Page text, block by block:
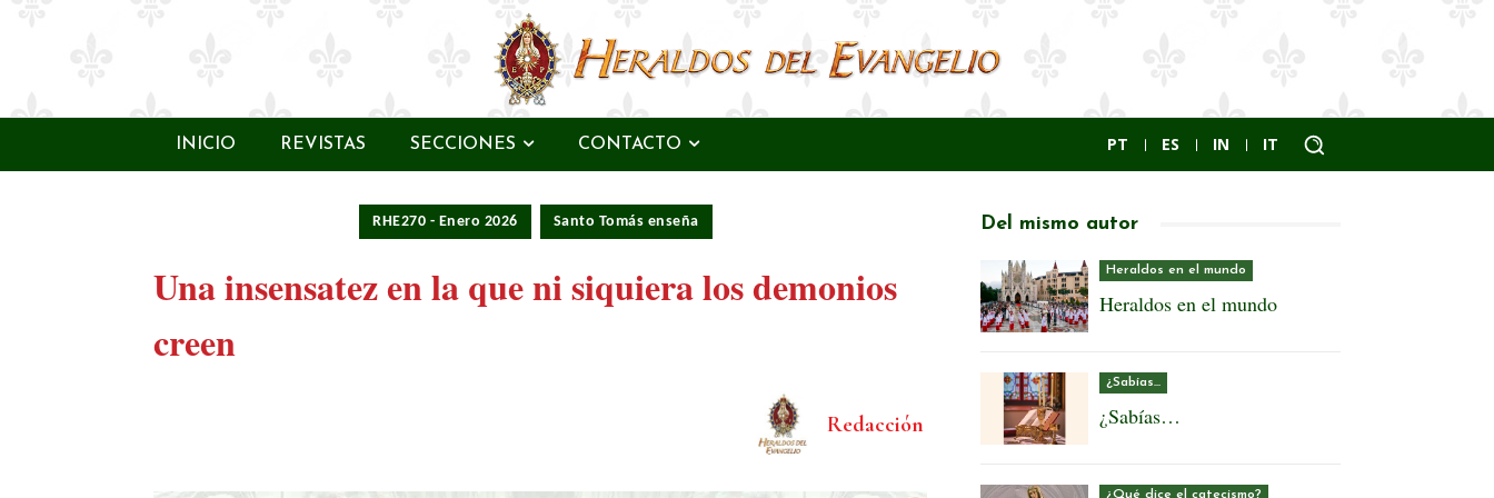
INICIO REVISTAS SECCIONES CONTACTO PT ES IN IT
RHE270 - Enero 2026 Santo Tomás enseña
Una insensatez en la que ni siquiera los demonios
creen
Redacción
Del mismo autor
Heraldos en el mundo
Heraldos en el mundo
¿Sabías...
¿Sabías…
¿Qué dice el catecismo?